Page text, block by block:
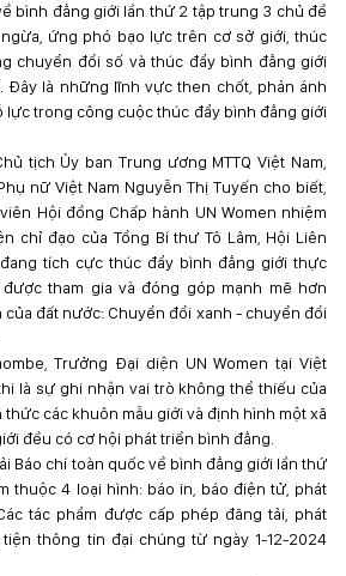
bình đẳng giới lần thứ 2 tập trung 3 chủ đề
ứng phó bạo lực trên cơ sở giới, thúc
chuyển đổi số và thúc đẩy bình đẳng giới
Đây là những lĩnh vực then chốt, phản ánh
lực trong công cuộc thúc đẩy bình đẳng giới
tịch Ủy ban Trung ương MTTQ Việt Nam,
nữ Việt Nam Nguyễn Thị Tuyến cho biết,
Hội đồng Chấp hành UN Women nhiệm
chỉ đạo của Tổng Bí thư Tô Lâm, Hội Liên
tích cực thúc đẩy bình đẳng giới thực
tham gia và đóng góp mạnh mẽ hơn
đất nước: Chuyển đổi xanh - chuyển đổi
Trưởng Đại diện UN Women tại Việt
là sự ghi nhận vai trò không thể thiếu của
các khuôn mẫu giới và định hình một xã
đều có cơ hội phát triển bình đẳng.
Báo chí toàn quốc về bình đẳng giới lần thứ
thuộc 4 loại hình: báo in, báo điện tử, phát
tác phẩm được cấp phép đăng tải, phát
thông tin đại chúng từ ngày 1-12-2024